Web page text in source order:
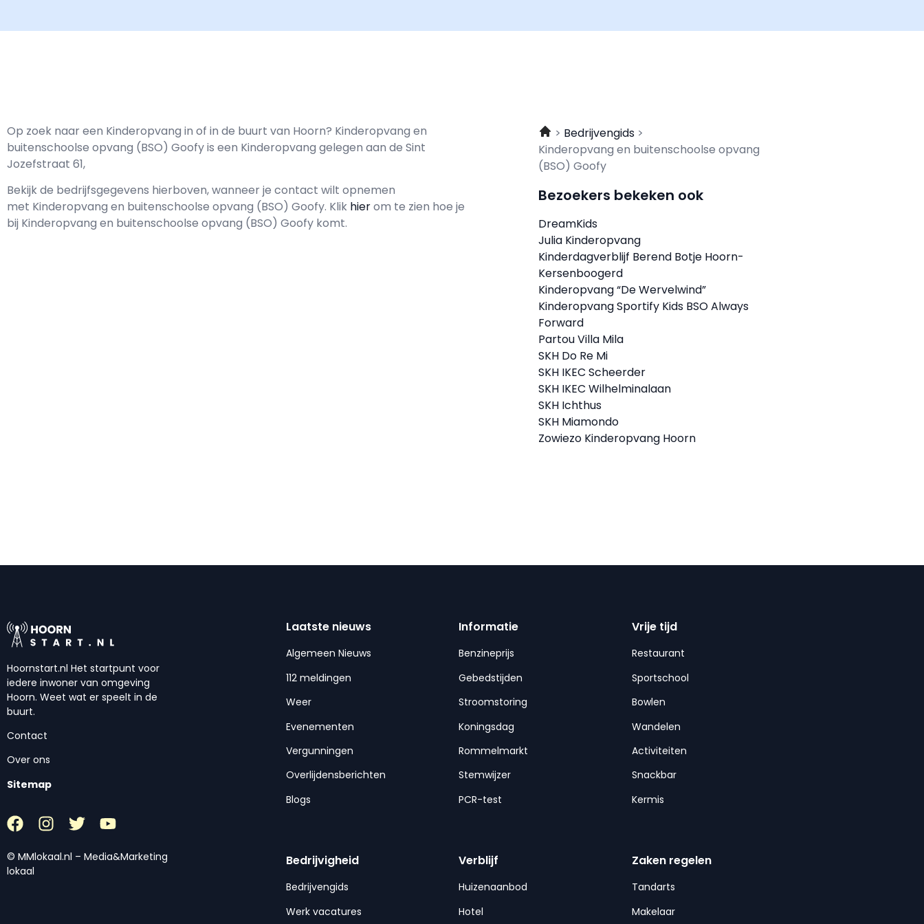
Op zoek naar een Kinderopvang in of in de buurt van Hoorn? Kinderopvang en
buitenschoolse opvang (BSO) Goofy is een Kinderopvang gelegen aan de Sint
Jozefstraat 61,
Bekijk de bedrijfsgegevens hierboven, wanneer je contact wilt opnemen
met Kinderopvang en buitenschoolse opvang (BSO) Goofy. Klik hierom te zien hoe je
bij Kinderopvang en buitenschoolse opvang (BSO) Goofy komt.
Bedrijvengids
Kinderopvang en buitenschoolse opvang
(BSO) Goofy
Bezoekers bekeken ook
DreamKids
Julia Kinderopvang
Kinderdagverblijf Berend Botje Hoorn-
Kersenboogerd
Kinderopvang “De Wervelwind”
Kinderopvang Sportify Kids BSO Always
Forward
Partou Villa Mila
SKH Do Re Mi
SKH IKEC Scheerder
SKH IKEC Wilhelminalaan
SKH Ichthus
SKH Miamondo
Zowiezo Kinderopvang Hoorn
Hoornstart.nl Het startpunt voor
iedere inwoner van omgeving
Hoorn. Weet wat er speelt in de
buurt.
Contact
Over ons
Sitemap
© MMlokaal.nl – Media&Marketing
lokaal
Laatste nieuws
Algemeen Nieuws
112 meldingen
Weer
Evenementen
Vergunningen
Overlijdensberichten
Blogs
Informatie
Benzineprijs
Gebedstijden
Stroomstoring
Koningsdag
Rommelmarkt
Stemwijzer
PCR-test
Vrije tijd
Restaurant
Sportschool
Bowlen
Wandelen
Activiteiten
Snackbar
Kermis
Bedrijvigheid
Bedrijvengids
Werk vacatures
Verblijf
Huizenaanbod
Hotel
Zaken regelen
Tandarts
Makelaar